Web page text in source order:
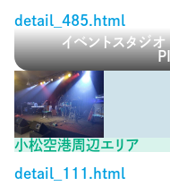
detail_485.html
イベントスタジ
小松空港周辺エリア
detail_111.html